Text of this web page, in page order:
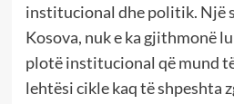
institucional dhe politik. Një
Kosova, nuk e ka gjithmonë
plotë institucional që mund
lehtësi cikle kaq të shpeshta